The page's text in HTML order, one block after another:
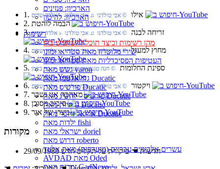
הארכיון: פנזינים
הארכיון: להיטון
רשימות
מהן רשימות וכיצד תוכל להשתמש בהן
שירי מלוטרון מאת סטריאו ומונו
העטיפות הפסיכדליות מאת סטריאו ומונו
גשש מאת yaron
גדי אלטמן מאת Ducatic
פורטיס מאת Ducatic
פורטיס - להשיג מאת Ducatic
גן חיות מאת Ducatic
אריאל זילבר מאת Ducatic
ילדות מאת fishi
ישראלי מאת doriel
דרוש מאת roberto
עשרים אלבומים עבריים (מועדפים) מאת אלעד
AVDAD מאת Oded
זמרים מאת GadNevo
1. אילו ‏ © אבי טולדנו‏ ♫ אבי טולדנו‏ ♭ אלדד שרים
2. הבמה לוהטת
3. זריחה לבנה ‏ © אבי טולדנו‏ ♫ אבי טולדנו‏ ♭ אלדד שרים
4. מחוץ למעגל‏ © אבי טולדנו‏ ♫ אבי טולדנו‏ ♭ אלדד שרים
5. ספינת החלומות ‏ © חנה טננבאום ובני ברמן‏ ♫ בני ברמן
6. ויקטור ‏ © אבי טולדנו‏ ♫ אבי טולדנו‏ ♭ אלדד שרים
7. מאהבה אני נשבר
8. סיבוב מסוכן
9. ניצוץ של אור
מקורות
29/09/1988 חדשות ☚ ביקורת על תקליט חדש